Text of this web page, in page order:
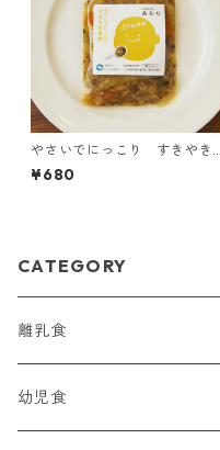
やさいでにっこり すきやき
風煮
¥680
CATEGORY
離乳食
モグモグ期（７・８か月頃）
幼児食